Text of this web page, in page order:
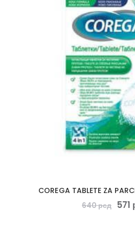
COREGA TABLETE ZA
640рсд 571